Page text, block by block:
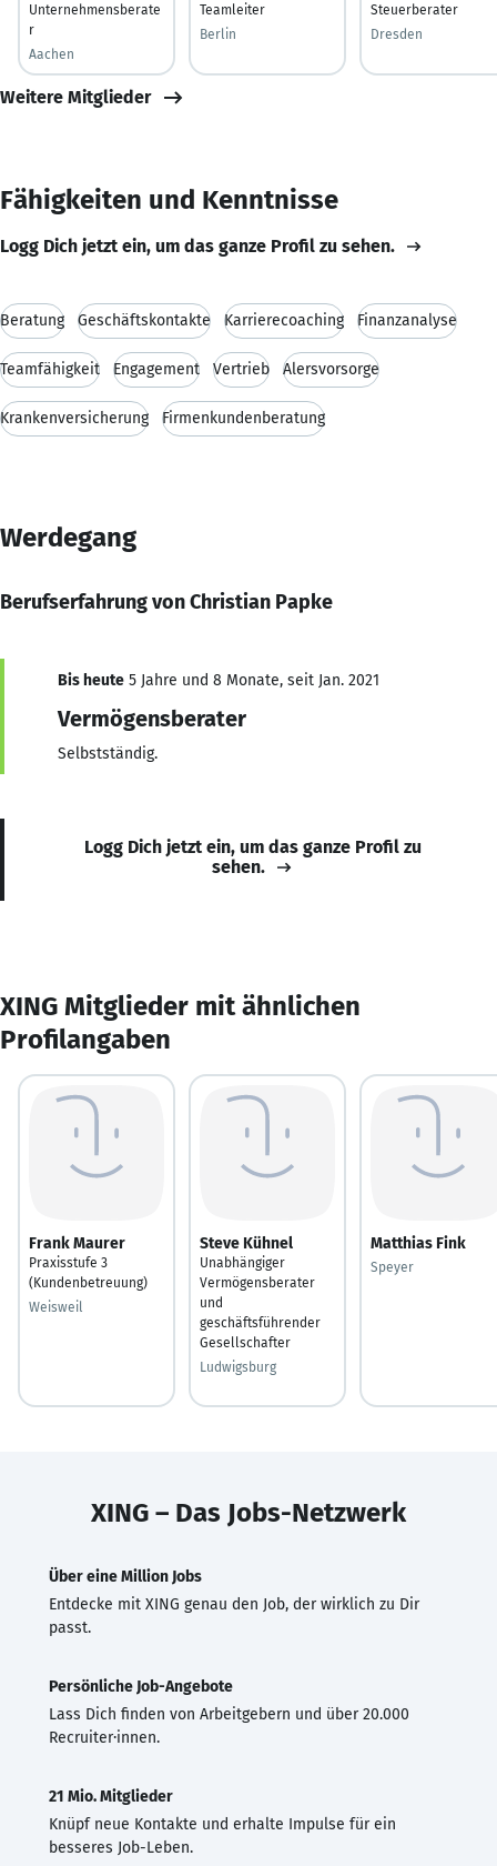
Unternehmensberate
r
Aachen
Teamleiter
Berlin
Steuerberater
Dresden
Weitere Mitglieder
Fähigkeiten und Kenntnisse
Logg Dich jetzt ein, um das ganze Profil zu sehen.
Beratung Geschäftskontakte Karrierecoaching Finanzanalyse
Teamfähigkeit Engagement Vertrieb Alersvorsorge
Krankenversicherung Firmenkundenberatung
Werdegang
Berufserfahrung von Christian Papke
Bis heute 5 Jahre und 8 Monate, seit Jan. 2021
Vermögensberater
Selbstständig.
Logg Dich jetzt ein, um das ganze Profil zu
sehen.
XING Mitglieder mit ähnlichen
Profilangaben
Frank Maurer
Praxisstufe 3
(Kundenbetreuung)
Weisweil
Steve Kühnel
Unabhängiger
Vermögensberater
und
geschäftsführender
Gesellschafter
Ludwigsburg
Matthias Fink
Speyer
XING – Das Jobs-Netzwerk
Über eine Million Jobs
Entdecke mit XING genau den Job, der wirklich zu Dir
passt.
Persönliche Job-Angebote
Lass Dich finden von Arbeitgebern und über 20.000
Recruiter·innen.
21 Mio. Mitglieder
Knüpf neue Kontakte und erhalte Impulse für ein
besseres Job-Leben.